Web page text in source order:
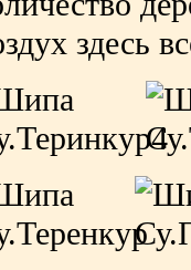
здесь